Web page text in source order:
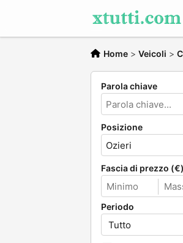
Home > Veicoli >
Parola chiave
Posizione
Fascia di prezzo (€)
Periodo